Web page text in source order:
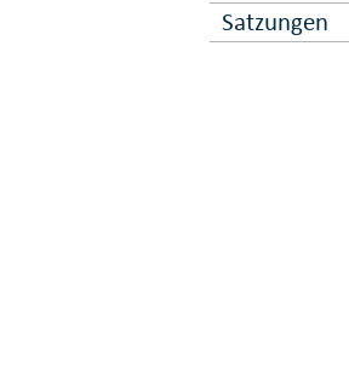
Satzungen